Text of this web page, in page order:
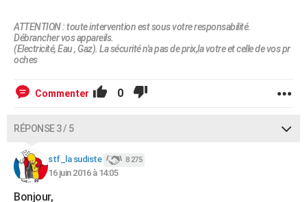
ATTENTION : toute intervention est sous votre responsabilité.
Débrancher vos appareils.
(Electricité, Eau , Gaz). La sécurité n'a pas de prix,la votre et celle de vos pr
oches
Commenter 0
RÉPONSE 3 / 5
stf_la sudiste 8 275
16 juin 2016 à 14:05
Bonjour,